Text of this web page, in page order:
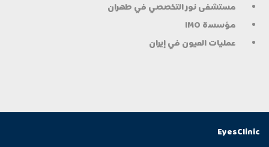
مستشفى نور التخصصي في طهران
مؤسسة IMO
عمليات العيون في إيران
EyesClinic